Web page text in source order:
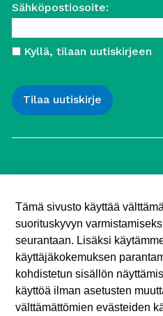
Sähköpostiosoite:
Kyllä, tilaan uutiskirjeen
Työttömien
00100 Helsinki
Puh. 040 547 7090
toimisto (@) tyottomat.fi
Y-tunnus: 1003909-9
Tämä sivusto käyttää
suorituskyvyn
seurantaan. Lisäksi
käyttäjäkokemuksen
kohdistetun sisällön
käyttöä ilman asetusten
välttämättömien evästeiden